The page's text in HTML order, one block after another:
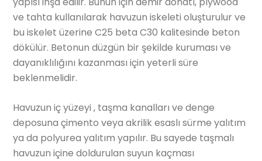
ve tahta kullanılarak havuzun iskeleti oluşturulur ve
bu iskelet üzerine C25 beta C30 kalitesinde beton
dökülür. Betonun düzgün bir şekilde kuruması ve
dayanıklılığını kazanması için yeterli süre
beklenmelidir.
Havuzun iç yüzeyi , taşma kanalları ve denge
deposuna çimento veya akrilik esaslı sürme yalıtım
ya da polyurea yalıtım yapılır. Bu sayede taşmalı
havuzun içine doldurulan suyun kaçması